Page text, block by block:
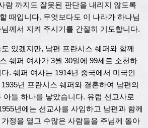
람 까지도 잘못된 판단을 내리지 않도록
때입니다. 무엇보다도 이 나라가 하나님
께서 지켜 주시기를 간절히 기도합니다.
있겠지만, 남편 프란시스 쉐퍼와 함께
쉐퍼 여사가 3월 30일에 99세로 소천하
. 쉐퍼 여사는 1914년 중국에서 미국인
년 프란시스 쉐퍼와 결혼하여 남편의
아들 하나를 낳았습니다. 유럽 선교사로
년에는 선교사를 사임하고 남편과 함께
정을 열고 수많은 사람들을 주님께 돌아